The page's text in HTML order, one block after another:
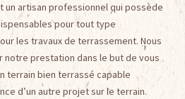
un artisan professionnel qui possède
pour tout type
les travaux de terrassement. Nous
notre prestation dans le but de vous
terrain bien terrassé capable
d’un autre projet sur le terrain.